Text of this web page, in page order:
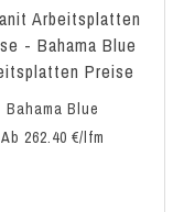
Bahama Blue
Ab 262.40 €/lfm